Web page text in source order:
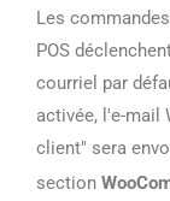
Les
POS
courriel par
activée, l'e-mail
client" sera
section